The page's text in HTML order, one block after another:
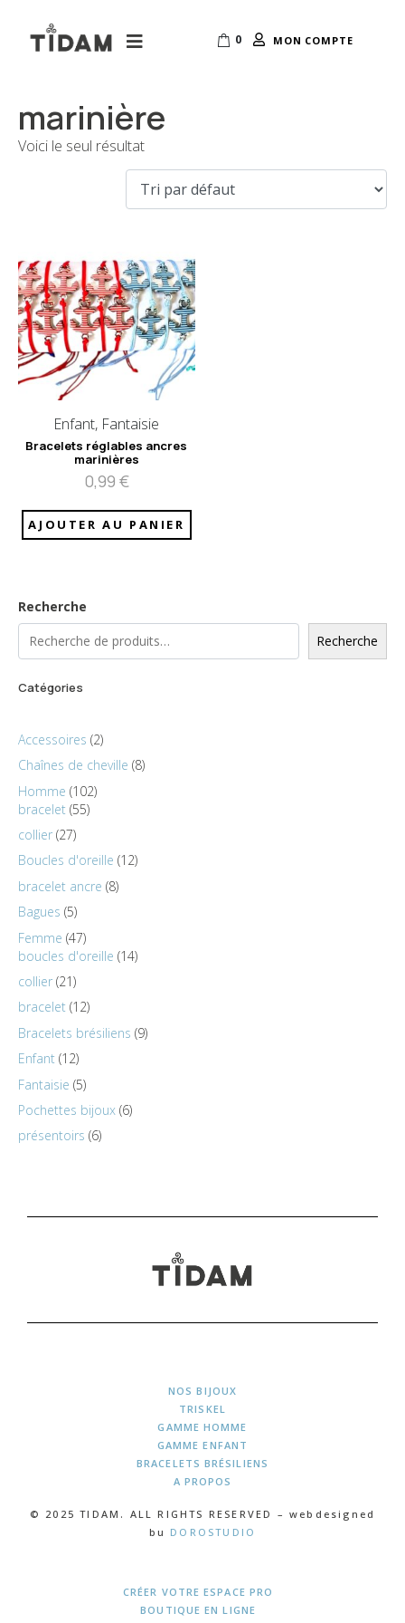
0 MON COMPTE
marinière
Voici le seul résultat
Enfant, Fantaisie
Bracelets réglables ancres
marinières
0,99 €
AJOUTER AU PANIER
Recherche
Recherche
Catégories
Accessoires 2
Chaînes de cheville 8
Homme 102
bracelet 55
collier 27
Boucles d'oreille 12
bracelet ancre 8
Bagues 5
Femme 47
boucles d'oreille 14
collier 21
bracelet 12
Bracelets brésiliens 9
Enfant 12
Fantaisie 5
Pochettes bijoux 6
présentoirs 6
NOS BIJOUX
TRISKEL
GAMME HOMME
GAMME ENFANT
BRACELETS BRÉSILIENS
A PROPOS
© 2025 TIDAM. ALL RIGHTS RESERVED – webdesigned
bu DOROSTUDIO
CRÉER VOTRE ESPACE PRO
BOUTIQUE EN LIGNE